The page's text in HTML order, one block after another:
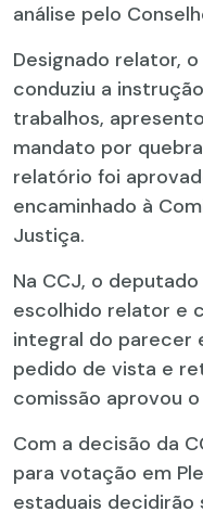
análise pelo
Designado relator,
conduziu a
trabalhos,
mandato por
relatório foi
encaminhado à
Justiça.
Na CCJ, o
escolhido relator e
integral do parecer
pedido de vista e
comissão aprovou
Com a decisão da
para votação em
estaduais decidirão